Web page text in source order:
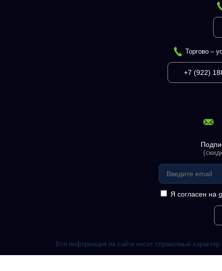
Торгово –
+7 (922)
Я согласен на
Вся информация на сайте носит справочный